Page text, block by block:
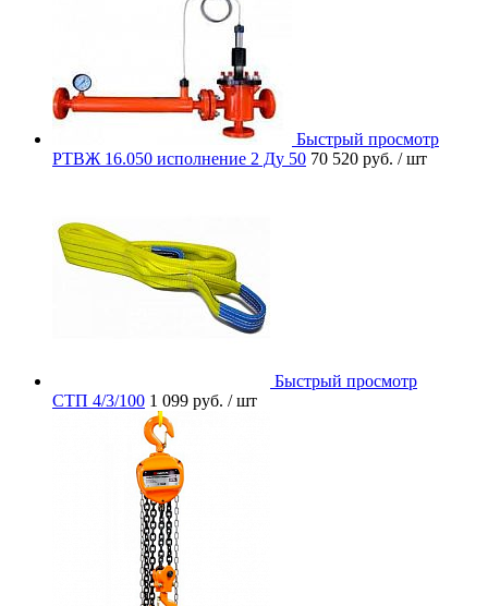
Быстрый просмотр
РТВЖ 16.050 исполнение 2 Ду 50 70 520 руб. / шт
Быстрый просмотр
СТП 4/3/100 1 099 руб. / шт